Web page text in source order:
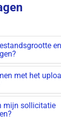
met het
mijn sollicitatie